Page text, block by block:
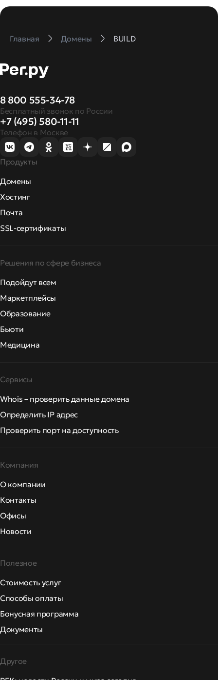
Главная Домены BUILD
8 800 555-34-78
Бесплатный звонок по России
+7 (495) 580-11-11
Телефон в Москве
Продукты
Домены
Хостинг
Почта
SSL-сертификаты
Решения по сфере бизнеса
Подойдут всем
Маркетплейсы
Образование
Бьюти
Медицина
Сервисы
Whois – проверить данные домена
Определить IP адрес
Проверить порт на доступность
Компания
О компании
Контакты
Офисы
Новости
Полезное
Стоимость услуг
Способы оплаты
Бонусная программа
Документы
Другое